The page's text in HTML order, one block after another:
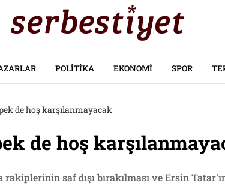
POLITIKA EKONOMI SPOR
de hoş karşılanmayacak
de hoş
saf dışı bırakılması ve Ersin